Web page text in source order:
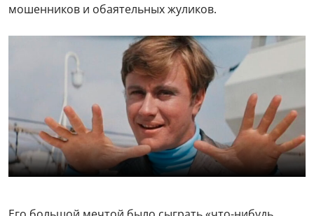
мошенников и обаятельных жуликов.